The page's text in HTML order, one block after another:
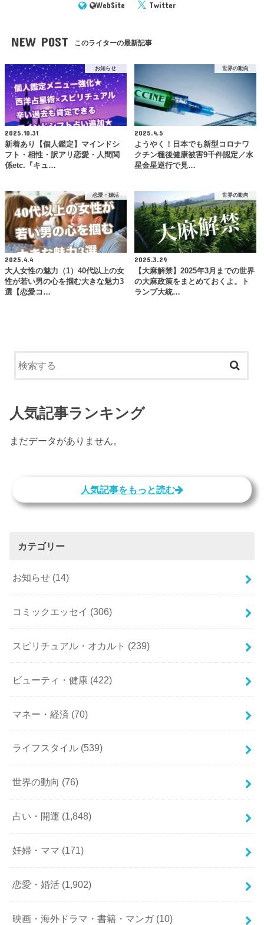
WebSite Twitter
NEW POST このライターの最新記事
お知らせ
2025.10.31
新着あり【個人鑑定】マインドシ
フト・相性・訳アリ恋愛・人間関
係etc.『キュ…
世界の動向
2025.4.5
ようやく！日本でも新型コロナワ
クチン種後健康被害9千件認定／水
星金星逆行で見…
恋愛・婚活
2025.4.4
大人女性の魅力（1）40代以上の女
性が若い男の心を掴む大きな魅力3
選【恋愛コ…
世界の動向
2025.3.29
【大麻解禁】2025年3月までの世界
の大麻政策をまとめておくよ。ト
ランプ大統…
人気記事ランキング
まだデータがありません。
人気記事をもっと読む
カテゴリー
お知らせ (14)
コミックエッセイ (306)
スピリチュアル・オカルト (239)
ビューティ・健康 (422)
マネー・経済 (70)
ライフスタイル (539)
世界の動向 (76)
占い・開運 (1,848)
妊婦・ママ (171)
恋愛・婚活 (1,902)
映画・海外ドラマ・書籍・マンガ (10)